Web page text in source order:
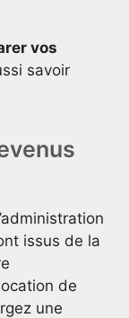
vos
savoir
issus de la
de
une